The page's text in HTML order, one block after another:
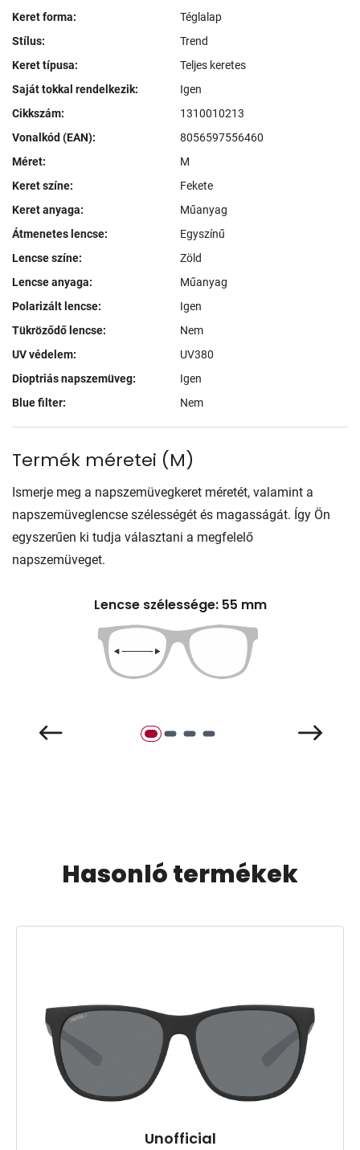
Keret forma:
Téglalap
Stílus:
Trend
Keret típusa:
Teljes keretes
Saját tokkal rendelkezik:
Igen
Cikkszám:
1310010213
Vonalkód (EAN):
8056597556460
Méret:
M
Keret színe:
Fekete
Keret anyaga:
Műanyag
Átmenetes lencse:
Egyszínű
Lencse színe:
Zöld
Lencse anyaga:
Műanyag
Polarizált lencse:
Igen
Tükröződő lencse:
Nem
UV védelem:
UV380
Dioptriás napszemüveg:
Igen
Blue filter:
Nem
Termék méretei (M)
Ismerje meg a napszemüvegkeret méretét, valamint a
napszemüveglencse szélességét és magasságát. Így Ön
egyszerűen ki tudja választani a megfelelő
napszemüveget.
Lencse szélessége: 55 mm
Hasonló termékek
Unofficial